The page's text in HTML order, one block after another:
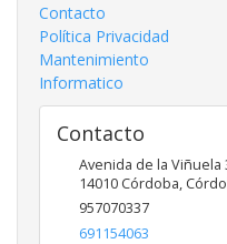
Contacto
Política Privacidad
Mantenimiento
Informatico
Contacto
Avenida de la Viñuela
14010 Córdoba,
957070337
691154063